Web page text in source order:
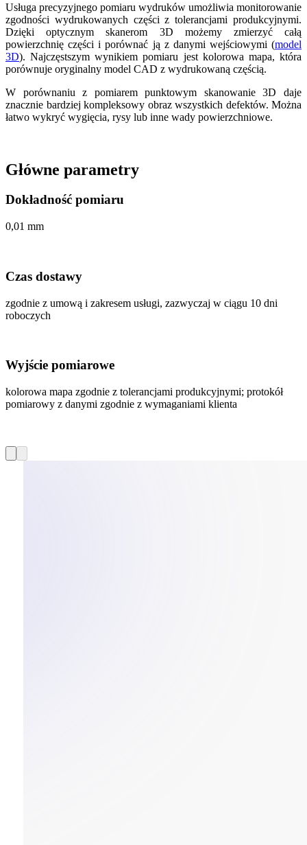
Usługa precyzyjnego pomiaru wydruków umożliwia monitorowanie
zgodności wydrukowanych części z tolerancjami produkcyjnymi.
Dzięki optycznym skanerom 3D możemy zmierzyć całą
powierzchnię części i porównać ją z danymi wejściowymi (model
3D). Najczęstszym wynikiem pomiaru jest kolorowa mapa, która
porównuje oryginalny model CAD z wydrukowaną częścią.
W porównaniu z pomiarem punktowym skanowanie 3D daje
znacznie bardziej kompleksowy obraz wszystkich defektów. Można
łatwo wykryć wygięcia, rysy lub inne wady powierzchniowe.
Główne parametry
Dokładność pomiaru
0,01 mm
Czas dostawy
zgodnie z umową i zakresem usługi, zazwyczaj w ciągu 10 dni
roboczych
Wyjście pomiarowe
kolorowa mapa zgodnie z tolerancjami produkcyjnymi; protokół
pomiarowy z danymi zgodnie z wymaganiami klienta